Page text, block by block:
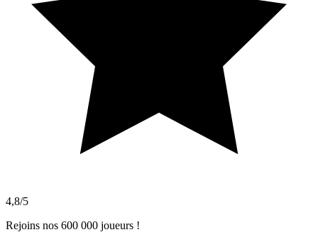
4,8/5
Rejoins nos 600 000 joueurs !